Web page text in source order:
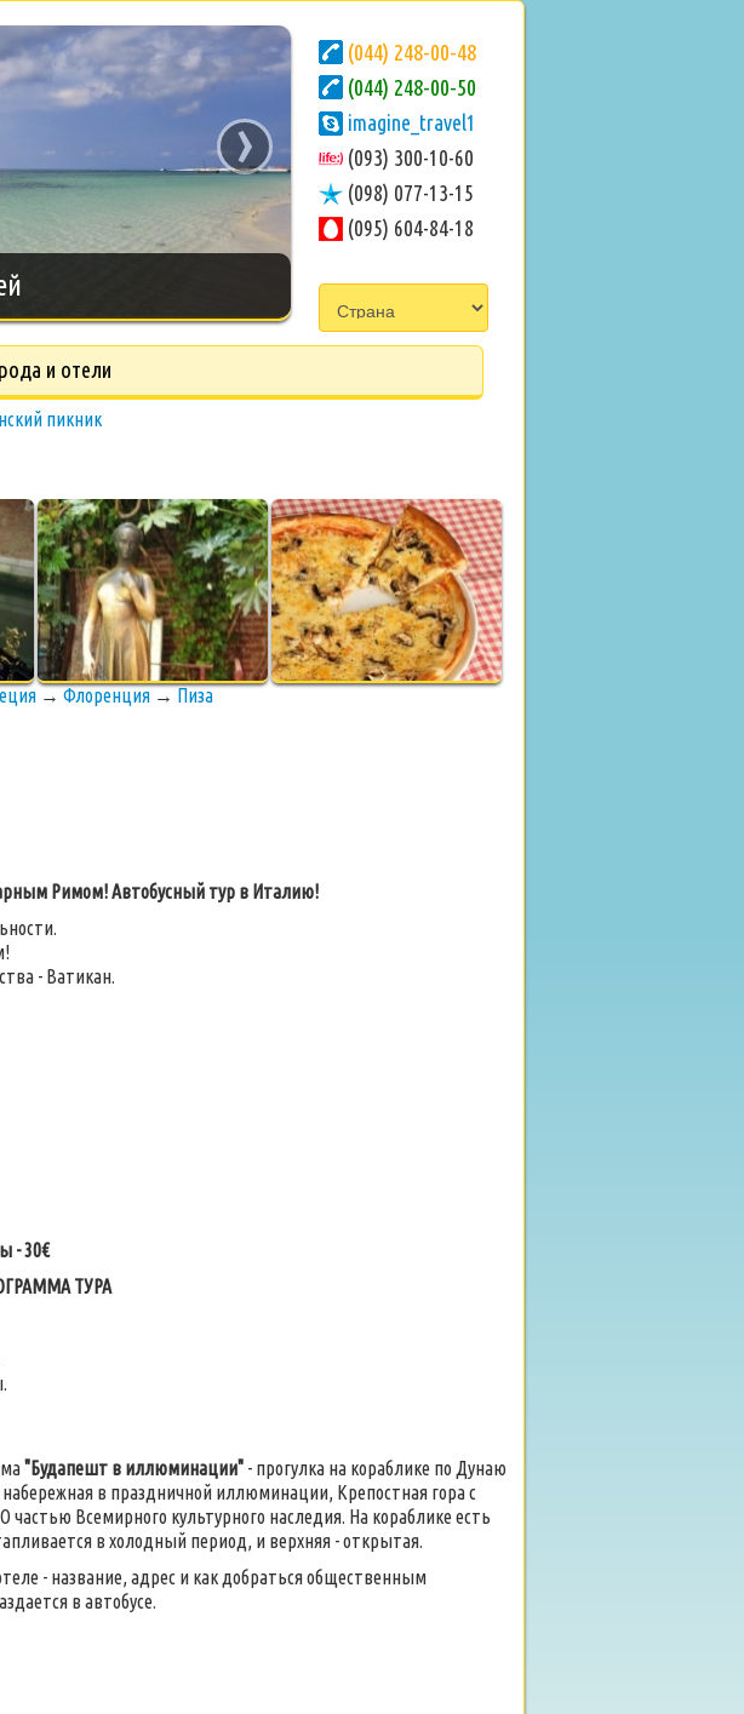
›
(044) 248-00-48
(044) 248-00-50
imagine_travel1
(093) 300-10-60
(098) 077-13-15
(095) 604-84-18
и отели
пикник
→ Флоренция → Пиза
Римом! Автобусный тур в Италию!
- Ватикан.
- 30€
ТУРА
"Будапешт в иллюминации" - прогулка на кораблике по Дунаю
в праздничной иллюминации, Крепостная гора с
Всемирного культурного наследия. На кораблике есть
в холодный период, и верхняя - открытая.
- название, адрес и как добраться общественным
в автобусе.